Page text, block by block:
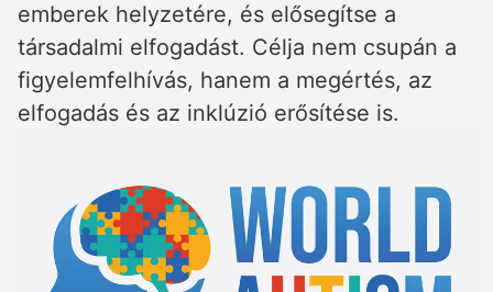
emberek helyzetére, és elősegítse a
társadalmi elfogadást. Célja nem csupán a
figyelemfelhívás, hanem a megértés, az
elfogadás és az inklúzió erősítése is.